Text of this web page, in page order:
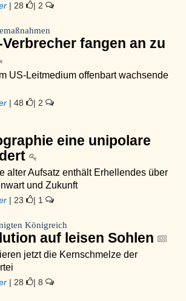
| 28 | 2
fangen an zu
US-Leitmedium offenbart wachsende
| 48 | 2
eine unipolare
alter Aufsatz enthält Erhellendes über
und Zukunft
| 23 | 1
Königreich
auf leisen Sohlen
jetzt die Kernschmelze der
| 28 | 8